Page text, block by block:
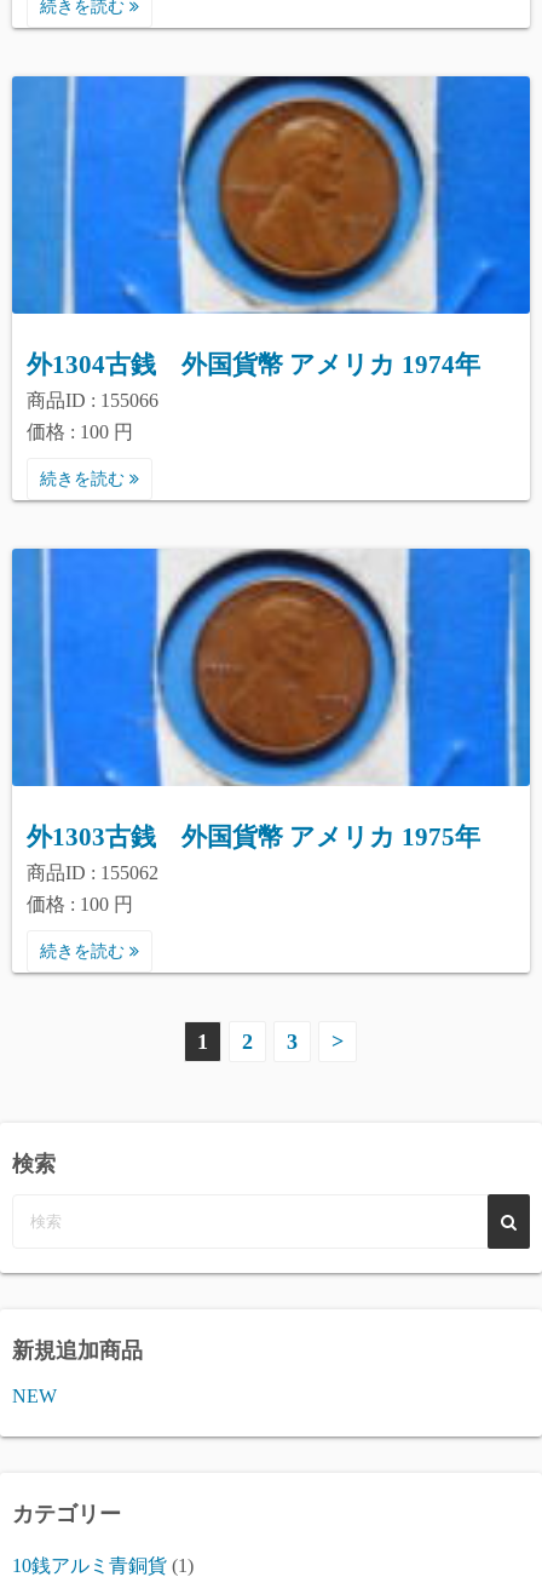
続きを読む
外1304古銭 外国貨幣 アメリカ 1974年
商品ID : 155066
価格 : 100 円
続きを読む
外1303古銭 外国貨幣 アメリカ 1975年
商品ID : 155062
価格 : 100 円
続きを読む
ペ
ー
ジ
1 2 3 >
検索
新規追加商品
NEW
カテゴリー
10銭アルミ青銅貨 (1)